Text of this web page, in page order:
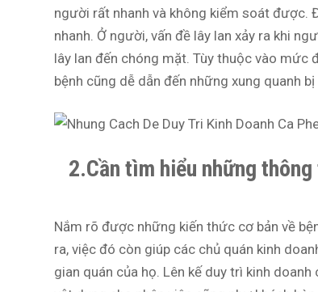
người rất nhanh và không kiểm soát
nhanh. Ở người, vấn đề lây lan xảy ra khi
lây lan đến chóng mặt. Tùy thuộc vào mức
bệnh cũng dễ dẫn đến những xung quanh
2.Cần tìm hiểu những
Nắm rõ được những kiến thức cơ bản về
ra, việc đó còn giúp các chủ quán kinh
gian quán của họ. Lên kế duy trì kinh